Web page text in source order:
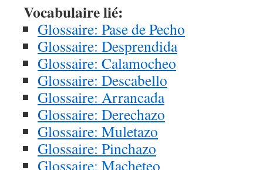
Vocabulaire lié:
Glossaire: Pase de Pecho
Glossaire: Desprendida
Glossaire: Calamocheo
Glossaire: Descabello
Glossaire: Arrancada
Glossaire: Derechazo
Glossaire: Muletazo
Glossaire: Pinchazo
Glossaire: Macheteo